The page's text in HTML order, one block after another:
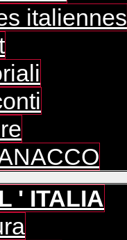
italiennes
' ITALIA